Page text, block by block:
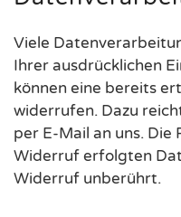
Viele
Ihrer ausdrücklichen
können eine bereits
widerrufen. Dazu
per E-Mail an uns.
Widerruf erfolgten
Widerruf unberührt.